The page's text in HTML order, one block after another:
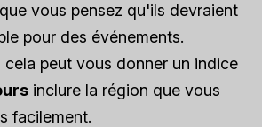
vous pensez qu'ils devraient
pour des événements.
peut vous donner un indice
inclure la région que vous
facilement.